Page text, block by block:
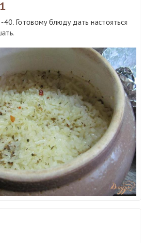
40. Готовому блюду дать настояться